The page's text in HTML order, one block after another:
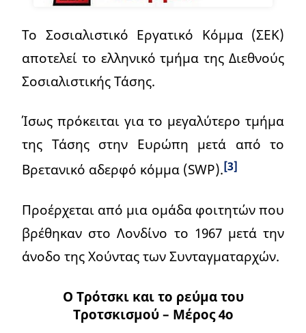
Το Σοσιαλιστικό Εργατικό Κόμμα (ΣΕΚ)
αποτελεί το ελληνικό τμήμα της Διεθνούς
Σοσιαλιστικής Τάσης.
Ίσως πρόκειται για το μεγαλύτερο τμήμα
της Τάσης στην Ευρώπη μετά από το
Βρετανικό αδερφό κόμμα (SWP).[3]
Προέρχεται από μια ομάδα φοιτητών που
βρέθηκαν στο Λονδίνο το 1967 μετά την
άνοδο της Χούντας των Συνταγματαρχών.
Ο Τρότσκι και το ρεύμα του
Τροτσκισμού – Μέρος 4ο